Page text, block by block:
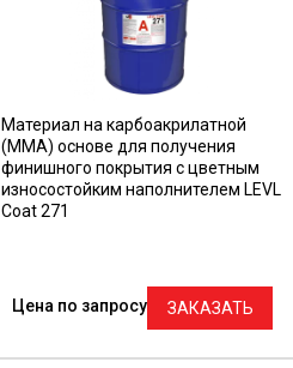
Материал на карбоакрилатной
(ММА) основе для получения
финишного покрытия с цветным
износостойким наполнителем LEVL
Coat 271
Цена по запросу ЗАКАЗАТЬ